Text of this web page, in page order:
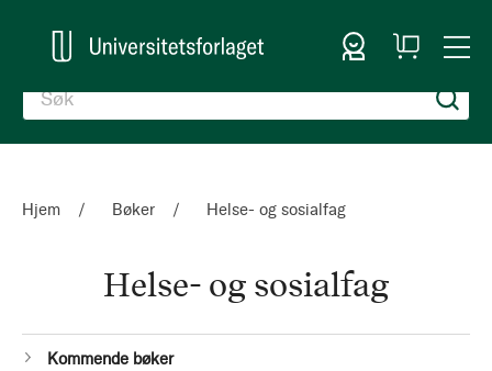
Logg inn
Handlekurv
Hjem Bøker Helse- og sosialfag
Helse- og sosialfag
Kategorier
Kommende bøker